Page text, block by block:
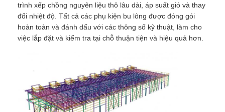
Chế tạo kết cấu thép
Vật liệu xây dựng bằng thép
Ngôi nhà gia cầm
chuồng bò
trình xếp chồng nguyên liệu thô lâu dài, áp suất gió và thay
đổi nhiệt độ. Tất cả các phụ kiện bu lông được đóng gói
hoàn toàn và đánh dấu với các thông số kỹ thuật, làm cho
việc lắp đặt và kiểm tra tại chỗ thuận tiện và hiệu quả hơn.